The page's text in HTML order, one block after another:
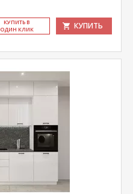
КУ­ПИТЬ В
ОДИН КЛИК
КУПИТЬ